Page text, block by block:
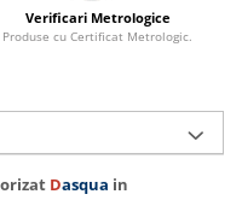
Verificari Metrologice
Produse cu Certificat Metrologic.
Dasqua in